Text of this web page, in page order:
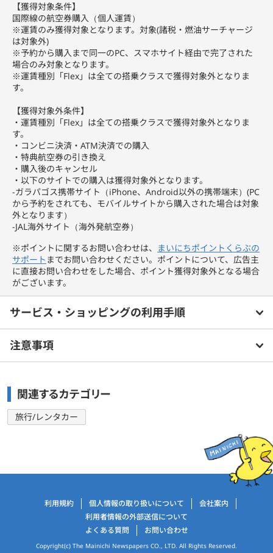
【獲得対象条件】
国際線の航空券購入（個人運賃）
※運賃のみ獲得対象となります。対象(諸税・燃油サーチャージ
は対象外)
※予約から購入まで同一のPC、スマホサイト経由で完了された
場合のみ対象となります。
※運賃種別「Flex」は全ての搭乗クラスで獲得対象外となりま
す。
【獲得対象外条件】
・運賃種別「Flex」は全ての搭乗クラスで獲得対象外となりま
す。
・コンビニ決済・ATM決済での購入
・特典航空券の引き換え
・購入後のキャンセル
・以下のサイトでの購入は獲得対象外となります。
-ガラパゴス携帯サイト（iPhone、Android以外の携帯端末）(PC
から予約をされても、モバイルサイトから購入された場合は対象
外となります）
-JAL海外サイト（海外発航空券）
※ポイントに関するお問い合わせは、 まいにちポイントくらぶの
サポート までお問い合わせください。ポイントについて、広告主
に直接お問い合わせをした場合、ポイント獲得対象外となる場合
がございます。
サービス・ショッピングの利用手順
注意事項
関連するカテゴリー
旅行/レンタカー
運営会社情報利用規約 個人情報の取り扱いについて
会社案内
利用者情報の外部送信について
よくある質問
お問い合わせ
Copyright(c) The Mainichi Newspapers CO., LTD. All Rights Reserved.